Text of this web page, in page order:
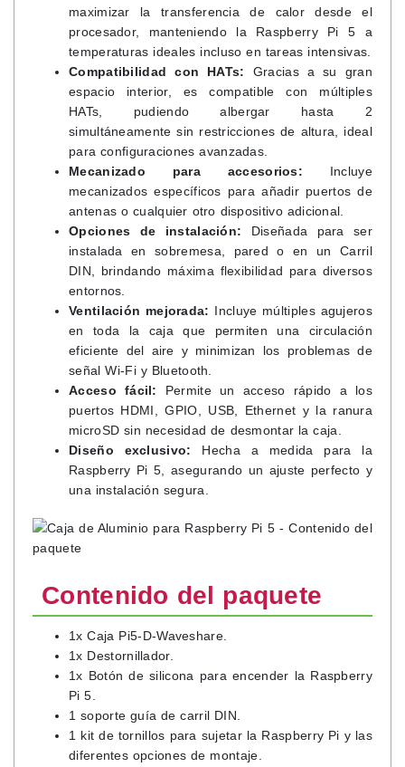
maximizar la transferencia de calor desde el
procesador, manteniendo la Raspberry Pi 5 a
temperaturas ideales incluso en tareas intensivas.
Compatibilidad con HATs:
Gracias a su gran
espacio interior, es compatible con múltiples
HATs, pudiendo albergar hasta 2
simultáneamente sin restricciones de altura, ideal
para configuraciones avanzadas.
Mecanizado para accesorios: Incluye
mecanizados específicos para añadir puertos de
antenas o cualquier otro dispositivo adicional.
Opciones de instalación: Diseñada para ser
instalada en sobremesa, pared o en un Carril
DIN, brindando máxima flexibilidad para diversos
entornos.
Ventilación mejorada: Incluye múltiples agujeros
en toda la caja que permiten una circulación
eficiente del aire y minimizan los problemas de
señal Wi-Fi y Bluetooth.
Acceso fácil:
Permite un acceso rápido a los
puertos HDMI, GPIO, USB, Ethernet y la ranura
microSD sin necesidad de desmontar la caja.
Diseño exclusivo:
Hecha a medida para la
Raspberry Pi 5, asegurando un ajuste perfecto y
una instalación segura.
Contenido del paquete
1x Caja Pi5-D-Waveshare.
1x Destornillador.
1x Botón de silicona para encender la Raspberry
Pi 5.
1 soporte guía de carril DIN.
1 kit de tornillos para sujetar la Raspberry Pi y las
diferentes opciones de montaje.